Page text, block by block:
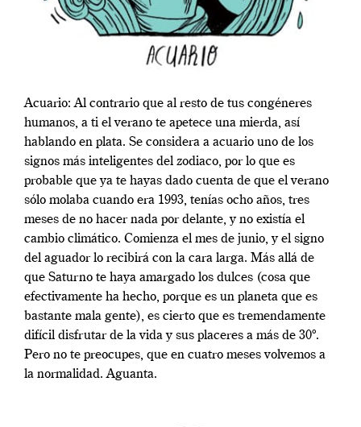
Acuario: Al contrario que al resto de tus congéneres
humanos, a ti el verano te apetece una mierda, así
hablando en plata. Se considera a acuario uno de los
signos más inteligentes del zodiaco, por lo que es
probable que ya te hayas dado cuenta de que el verano
sólo molaba cuando era 1993, tenías ocho años, tres
meses de no hacer nada por delante, y no existía el
cambio climático. Comienza el mes de junio, y el signo
del aguador lo recibirá con la cara larga. Más allá de
que Saturno te haya amargado los dulces (cosa que
efectivamente ha hecho, porque es un planeta que es
bastante mala gente), es cierto que es tremendamente
difícil disfrutar de la vida y sus placeres a más de 30º.
Pero no te preocupes, que en cuatro meses volvemos a
la normalidad. Aguanta.